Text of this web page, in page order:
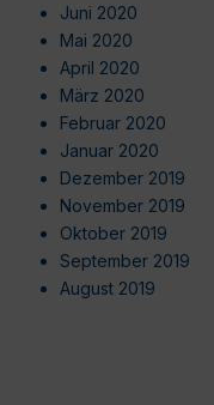
Juni 2020
Mai 2020
April 2020
März 2020
Februar 2020
Januar 2020
Dezember 2019
November 2019
Oktober 2019
September 2019
August 2019